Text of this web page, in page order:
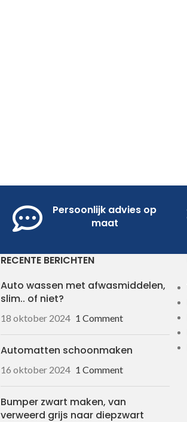
Persoonlijk advies op
maat
RECENTE BERICHTEN
Auto wassen met afwasmiddelen,
slim.. of niet?
18 oktober 2024 1 Comment
Automatten schoonmaken
16 oktober 2024 1 Comment
Bumper zwart maken, van
verweerd grijs naar diepzwart